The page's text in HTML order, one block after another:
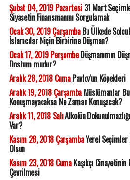
Şubat 04, 2019 Pazartesi31 Mart
Siyasetin Finansmanını Sorgulamak
Ocak 30, 2019 ÇarşambaBu Ülkede
İslamcılar Niçin Birbirine Düşman?
Ocak 17, 2019 PerşembeDüşmanımın
Dostum mudur?
Aralık 28, 2018 CumaPavlov'un Köpekleri
Aralık 19, 2018 ÇarşambaMüslümanlar
Konuşmayacaksa Ne Zaman Konuşacak?
Aralık 11, 2018 SalıAlkolün
Var?
Kasım 28, 2018 ÇarşambaYerel Seçimler
Olsun
Kasım 23, 2018 CumaKaşıkçı Cinayetinin
Çevrilmesi